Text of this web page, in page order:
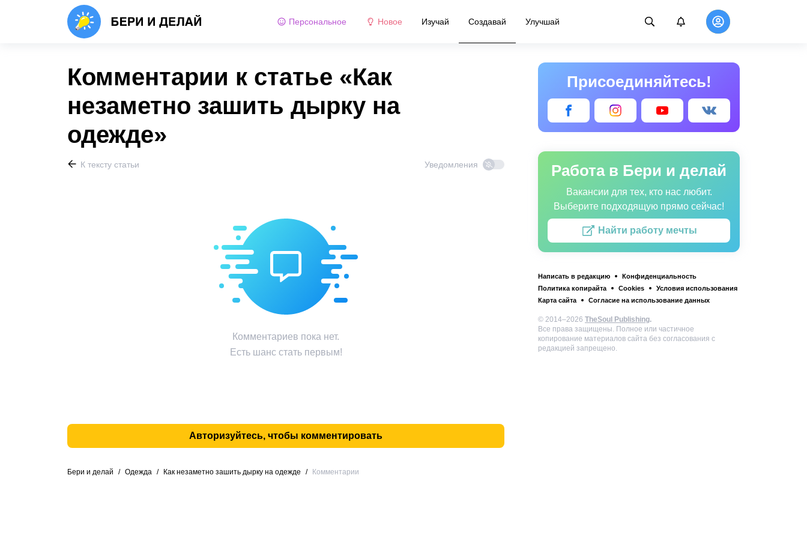
Персональное Новое Изучай Создавай Улучшай
Присоединяйтесь!
Работа в Бери и делай
Вакансии для тех, кто нас любит.
Выберите подходящую прямо сейчас!
Найти работу мечты
Написать в редакцию
Конфиденциальность
Политика копирайта
Cookies
Условия использования
Карта сайта
Согласие на использование данных
© 2014–2026 TheSoul Publishing.
Все права защищены. Полное или частичное
копирование материалов сайта без согласования с
редакцией запрещено.
Комментарии к статье «Как
незаметно зашить дырку на
одежде»
К тексту статьи Уведомления
Комментариев пока нет.
Есть шанс стать первым!
Авторизуйтесь, чтобы комментировать
Бери и делай / Одежда / Как незаметно зашить дырку на одежде / Комментарии